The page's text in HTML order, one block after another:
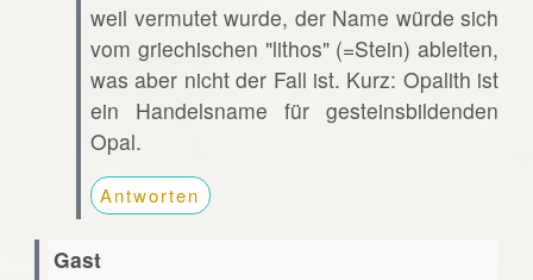
weil vermutet wurde, der Name würde sich
vom griechischen "lithos" (=Stein) ableiten,
was aber nicht der Fall ist. Kurz: Opalith ist
ein Handelsname für gesteinsbildenden
Opal.
Antworten
Gast